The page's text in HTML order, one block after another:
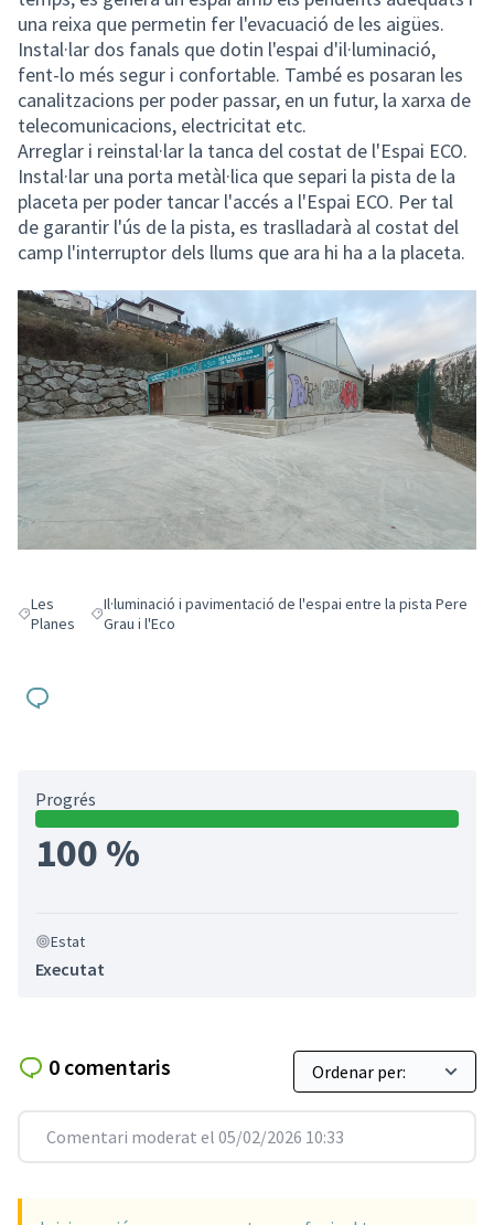
una reixa que permetin fer l'evacuació de les aigües.
Instal·lar dos fanals que dotin l'espai d'il·luminació,
fent-lo més segur i confortable. També es posaran les
canalitzacions per poder passar, en un futur, la xarxa de
telecomunicacions, electricitat etc.
Arreglar i reinstal·lar la tanca del costat de l'Espai ECO.
Instal·lar una porta metàl·lica que separi la pista de la
placeta per poder tancar l'accés a l'Espai ECO. Per tal
de garantir l'ús de la pista, es traslladarà al costat del
camp l'interruptor dels llums que ara hi ha a la placeta.
Resultats en filtrar per: Les Planes
Les
Planes
Resultats en filtrar per: Il·luminació i pavimentació de l'espai
Il·luminació i pavimentació de l'espai entre la pista Pere
Grau i l'Eco
Progrés
100 %
Estat
Executat
0 comentaris
Comentari moderat el 05/02/2026 10:33